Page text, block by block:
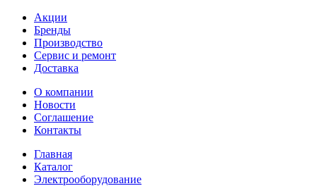
Акции
Бренды
Производство
Сервис и ремонт
Доставка
О компании
Новости
Соглашение
Контакты
Главная
Каталог
Электрооборудование